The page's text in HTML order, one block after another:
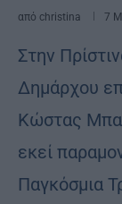
από christina 7
Στην
Δημάρχου
Κώστας
εκεί
Παγκόσμια